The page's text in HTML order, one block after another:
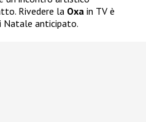
Rivedere la Oxa in TV è
Natale anticipato.